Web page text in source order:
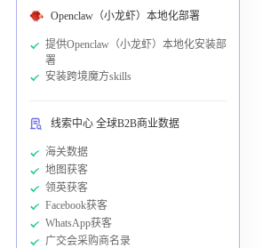
Openclaw（小龙虾）本地化部署
提供Openclaw（小龙虾）本地化安装部
署
安装跨境魔方skills
线索中心 全球B2B商业数据
海关数据
地图获客
领英获客
Facebook获客
WhatsApp获客
广交会采购商名录